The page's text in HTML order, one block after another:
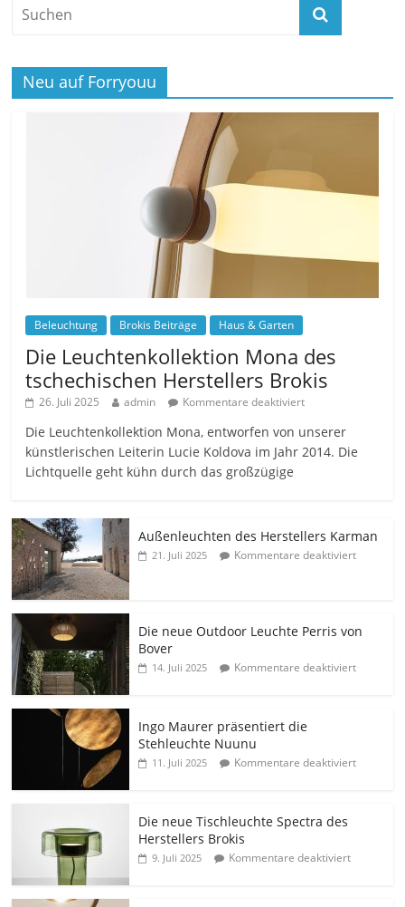
Neu auf Forryouu
Beleuchtung Brokis Beiträge Haus & Garten
Die Leuchtenkollektion Mona des
tschechischen Herstellers Brokis
26. Juli 2025 admin Kommentare deaktiviert
Die Leuchtenkollektion Mona, entworfen von unserer
künstlerischen Leiterin Lucie Koldova im Jahr 2014. Die
Lichtquelle geht kühn durch das großzügige
Außenleuchten des Herstellers Karman
21. Juli 2025 Kommentare deaktiviert
Die neue Outdoor Leuchte Perris von
Bover
14. Juli 2025 Kommentare deaktiviert
Ingo Maurer präsentiert die
Stehleuchte Nuunu
11. Juli 2025 Kommentare deaktiviert
Die neue Tischleuchte Spectra des
Herstellers Brokis
9. Juli 2025 Kommentare deaktiviert